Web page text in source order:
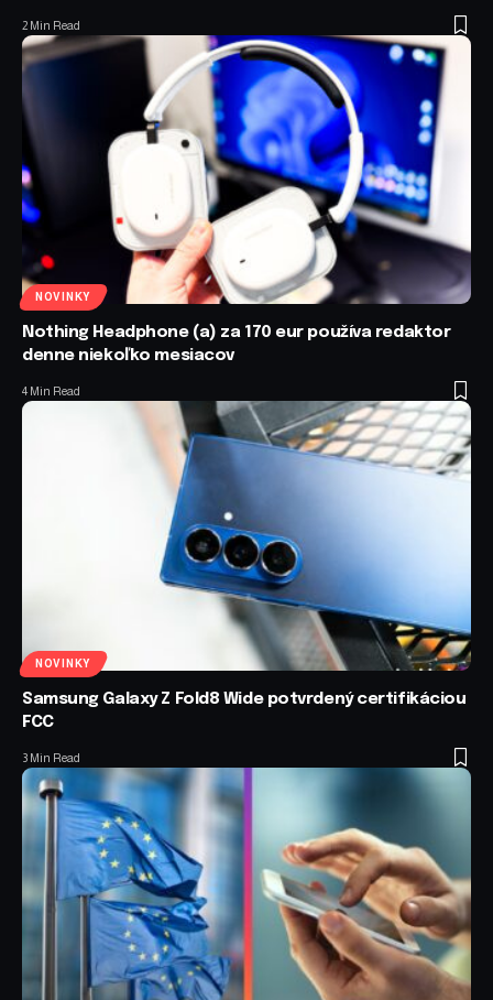
2 Min Read
NOVINKY
Nothing Headphone (a) za 170 eur používa redaktor
denne niekoľko mesiacov
4 Min Read
NOVINKY
Samsung Galaxy Z Fold8 Wide potvrdený certifikáciou
FCC
3 Min Read